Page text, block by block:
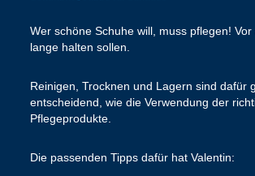
Wer schöne Schuhe will, muss pflegen!
lange halten sollen.
Reinigen, Trocknen und Lagern sind dafür
entscheidend, wie die Verwendung der
Pflegeprodukte.
Die passenden Tipps dafür hat Valentin: